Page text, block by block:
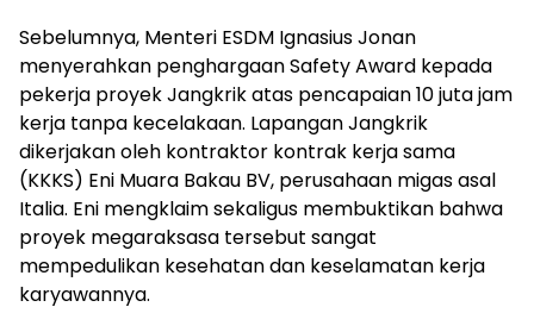
Sebelumnya, Menteri ESDM Ignasius Jonan
menyerahkan penghargaan Safety Award kepada
pekerja proyek Jangkrik atas pencapaian 10 juta jam
kerja tanpa kecelakaan. Lapangan Jangkrik
dikerjakan oleh kontraktor kontrak kerja sama
(KKKS) Eni Muara Bakau BV, perusahaan migas asal
Italia. Eni mengklaim sekaligus membuktikan bahwa
proyek megaraksasa tersebut sangat
mempedulikan kesehatan dan keselamatan kerja
karyawannya.